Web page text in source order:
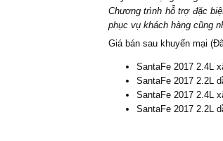
Chương trình hỗ trợ đặc
phục vụ khách hàng cũng
Giá bán sau khuyến mại
SantaFe 2017 2.4L
SantaFe 2017 2.2L
SantaFe 2017 2.4L
SantaFe 2017 2.2L